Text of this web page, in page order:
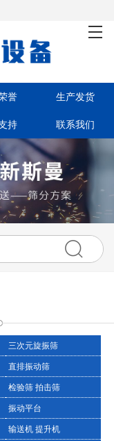
誉 生产发货
持 联系我们
三次元旋振筛
直排振动筛
检验筛 拍击筛
振动平台
输送机 提升机